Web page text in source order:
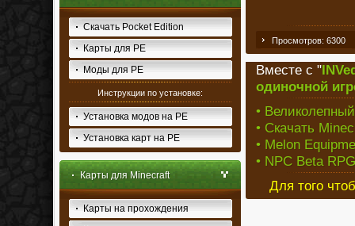
Скачать Pocket Edition
Карты для PE
Моды для PE
Инструкции по установке:
Установка модов на PE
Установка карт на PE
Карты для Minecraft
Карты на прохождения
Просмотров: 6300
Вместе с "
одиночной
•
• Скачать
• Melon
• NPC Beta
Для того